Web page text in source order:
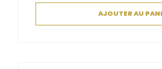
AJOUTER AU